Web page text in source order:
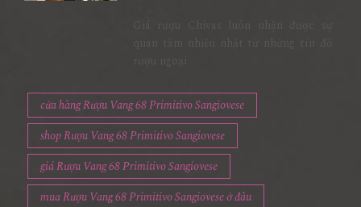
Giá rượu Chivas luôn nhận được sự
rượu ngoại
cửa hàng Rượu Vang 68 Primitivo Sangiovese
shop Rượu Vang 68 Primitivo Sangiovese
giá Rượu Vang 68 Primitivo Sangiovese
mua Rượu Vang 68 Primitivo Sangiovese ở đâu